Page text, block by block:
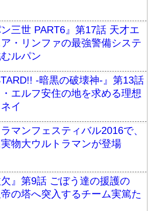
ン三世 PART6』第17話 天才エ
・リンファの最強警備システ
ルパン
-暗黒の破壊神-』第13話
エルフ安住の地を求める理想
イ
マンフェスティバル2016で、
物大ウルトラマンが登場
欠』第9話 ごぼう達の援護の
の塔へ突入するチーム実篤た